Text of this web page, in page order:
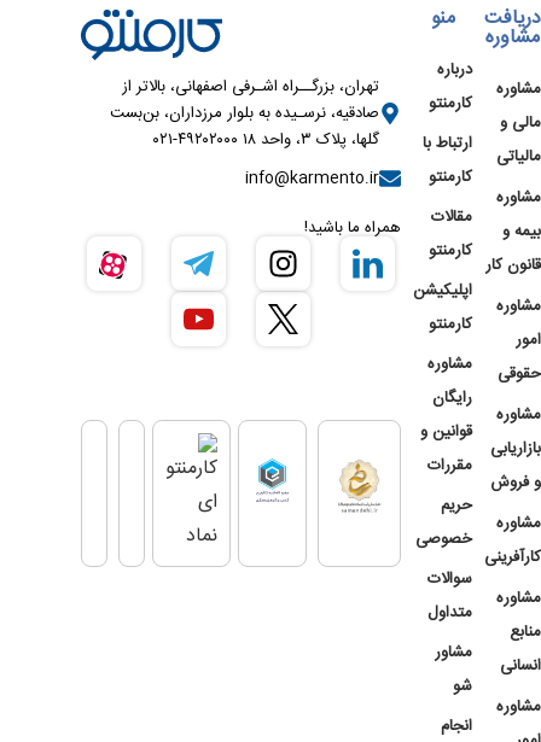
دریافت
مشاوره
مشاوره
مالی و
مالیاتی
مشاوره
بیمه و
قانون کار
مشاوره
امور
حقوقی
مشاوره
بازاریابی
و فروش
مشاوره
کارآفرینی
مشاوره
منابع
انسانی
مشاوره
منو
درباره
کارمنتو
ارتباط با
کارمنتو
مقالات
کارمنتو
اپلیکیشن
کارمنتو
مشاوره
رایگان
قوانین و
مقررات
حریم
خصوصی
سوالات
متداول
مشاور
شو
انجام
تهران، بزرگــراه اشـرفی اصفهانی، بالاتر از
صادقیه، نرسـیده به بلوار مرزداران، بن‌بست
گلها، پلاک ۳، واحد ۱۸ ۴۹۲۰۲۰۰۰-۰۲۱
info@karmento.ir
همراه ما باشید!